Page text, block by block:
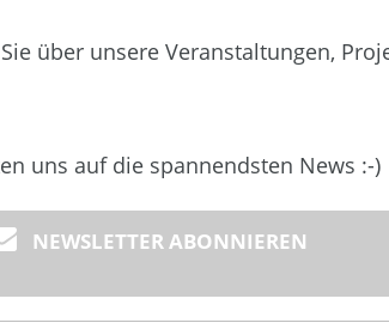
über unsere Veranstaltungen,
uns auf die spannendsten News :-)
NEWSLETTER ABONNIEREN